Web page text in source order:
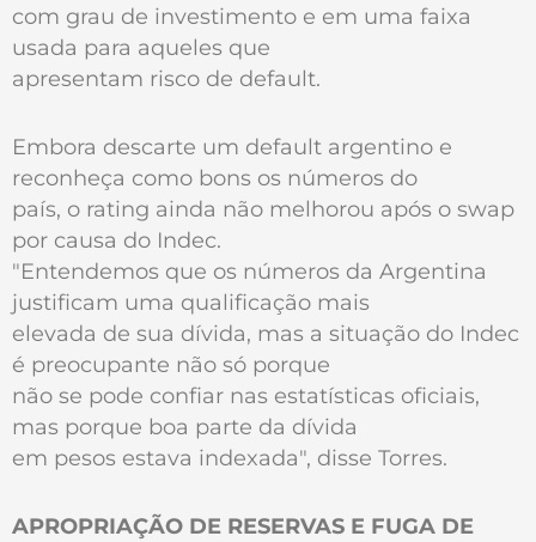
com grau de investimento e em uma faixa
usada para aqueles que
apresentam risco de default.
Embora descarte um default argentino e
reconheça como bons os números do
país, o rating ainda não melhorou após o swap
por causa do Indec.
"Entendemos que os números da Argentina
justificam uma qualificação mais
elevada de sua dívida, mas a situação do Indec
é preocupante não só porque
não se pode confiar nas estatísticas oficiais,
mas porque boa parte da dívida
em pesos estava indexada", disse Torres.
APROPRIAÇÃO DE RESERVAS E FUGA DE